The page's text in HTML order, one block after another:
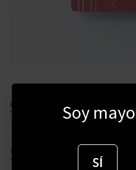
SUSCRIPCION
$
Soy
SÍ